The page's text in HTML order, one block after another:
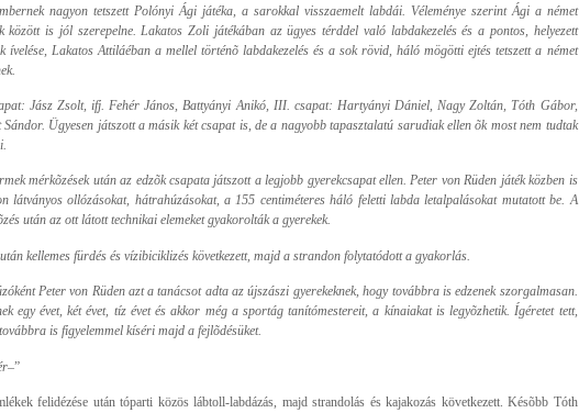
nagyon tetszett Polónyi Ági játéka, a sarokkal visszaemelt labdái. Véleménye szerint Ági a német
között is jól szerepelne. Lakatos Zoli játékában az ügyes térddel való labdakezelés és a pontos, helyezett
ívelése, Lakatos Attiláéban a mellel történõ labdakezelés és a sok rövid, háló mögötti ejtés tetszett a német
Jász Zsolt, ifj. Fehér János, Battyányi Anikó, III. csapat: Hartyányi Dániel, Nagy Zoltán, Tóth Gábor,
Ügyesen játszott a másik két csapat is, de a nagyobb tapasztalatú sarudiak ellen õk most nem tudtak
mérkõzések után az edzõk csapata játszott a legjobb gyerekcsapat ellen. Peter von Rüden játék közben is
látványos ollózásokat, hátrahúzásokat, a 155 centiméteres háló feletti labda letalpalásokat mutatott be. A
után az ott látott technikai elemeket gyakorolták a gyerekek.
kellemes fürdés és vízibiciklizés következett, majd a strandon folytatódott a gyakorlás.
Peter von Rüden azt a tanácsot adta az újszászi gyerekeknek, hogy továbbra is edzenek szorgalmasan.
egy évet, két évet, tíz évet és akkor még a sportág tanítómestereit, a kínaiakat is legyõzhetik. Ígéretet tett,
is figyelemmel kíséri majd a fejlõdésüket.
”
felidézése után tóparti közös lábtoll-labdázás, majd strandolás és kajakozás következett. Késõbb Tóth